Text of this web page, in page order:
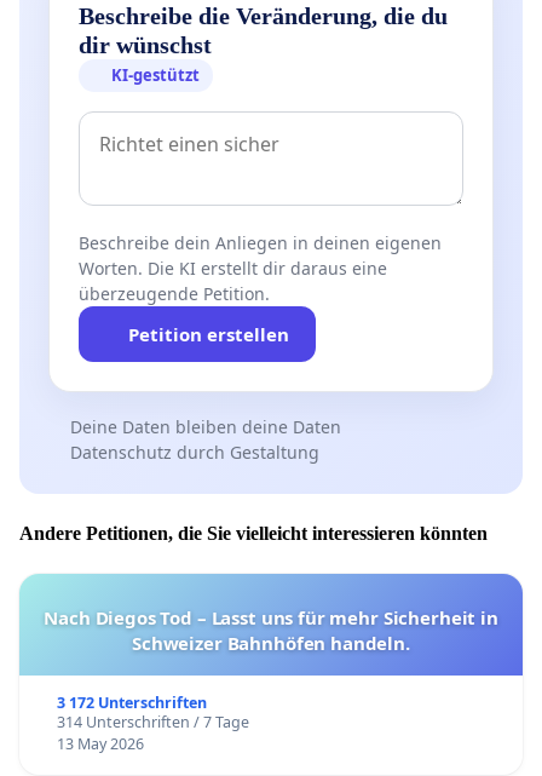
Beschreibe die Veränderung, die du
dir wünschst
KI-gestützt
Beschreibe dein Anliegen in deinen eigenen
Worten. Die KI erstellt dir daraus eine
überzeugende Petition.
Petition erstellen
Deine Daten bleiben deine Daten
Datenschutz durch Gestaltung
Andere Petitionen, die Sie vielleicht interessieren könnten
Nach Diegos Tod – Lasst uns für mehr Sicherheit in
Schweizer Bahnhöfen handeln.
3 172 Unterschriften
314 Unterschriften / 7 Tage
13 May 2026